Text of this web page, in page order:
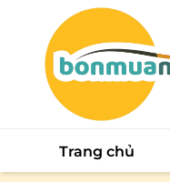
Trang chủ